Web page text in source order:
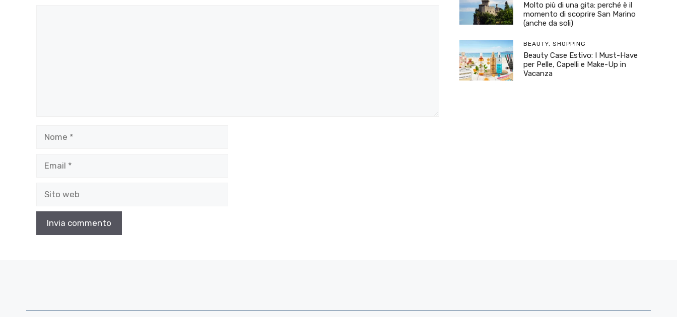
Molto più di una gita: perché è il
momento di scoprire San Marino
(anche da soli)
BEAUTY, SHOPPING
Beauty Case Estivo: I Must-Have
per Pelle, Capelli e Make-Up in
Vacanza